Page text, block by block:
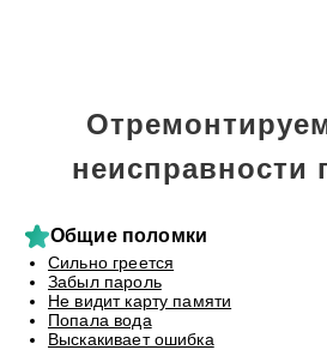
неисправности
Общие поломки
Сильно греется
Забыл пароль
Не видит карту памяти
Попала вода
Выскакивает ошибка